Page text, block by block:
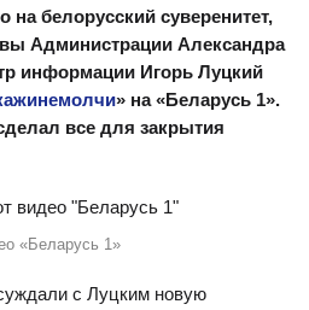
на белорусский суверенитет,
Администрации Александра
информации Игорь Луцкий
» на «Беларусь 1».
все для закрытия
«Беларусь 1»
с Луцким новую